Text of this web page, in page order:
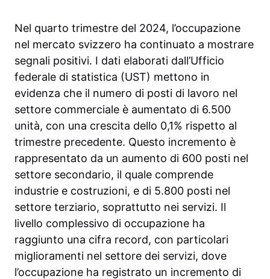
Nel quarto trimestre del 2024, l’occupazione
nel mercato svizzero ha continuato a mostrare
segnali positivi. I dati elaborati dall’Ufficio
federale di statistica (UST) mettono in
evidenza che il numero di posti di lavoro nel
settore commerciale è aumentato di 6.500
unità, con una crescita dello 0,1% rispetto al
trimestre precedente. Questo incremento è
rappresentato da un aumento di 600 posti nel
settore secondario, il quale comprende
industrie e costruzioni, e di 5.800 posti nel
settore terziario, soprattutto nei servizi. Il
livello complessivo di occupazione ha
raggiunto una cifra record, con particolari
miglioramenti nel settore dei servizi, dove
l’occupazione ha registrato un incremento di